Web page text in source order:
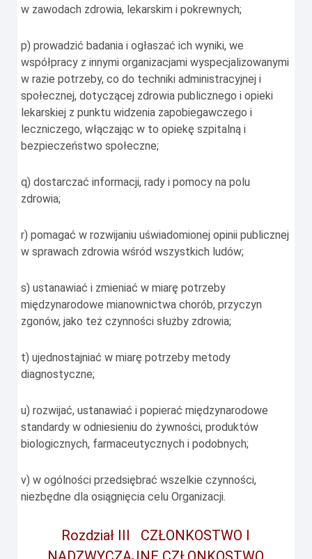
w zawodach zdrowia, lekarskim i pokrewnych;
p) prowadzić badania i ogłaszać ich wyniki, we
współpracy z innymi organizacjami wyspecjalizowanymi
w razie potrzeby, co do techniki administracyjnej i
społecznej, dotyczącej zdrowia publicznego i opieki
lekarskiej z punktu widzenia zapobiegawczego i
leczniczego, włączając w to opiekę szpitalną i
bezpieczeństwo społeczne;
q) dostarczać informacji, rady i pomocy na polu
zdrowia;
r) pomagać w rozwijaniu uświadomionej opinii publicznej
w sprawach zdrowia wśród wszystkich ludów;
s) ustanawiać i zmieniać w miarę potrzeby
międzynarodowe mianownictwa chorób, przyczyn
zgonów, jako też czynności służby zdrowia;
t) ujednostajniać w miarę potrzeby metody
diagnostyczne;
u) rozwijać, ustanawiać i popierać międzynarodowe
standardy w odniesieniu do żywności, produktów
biologicznych, farmaceutycznych i podobnych;
v) w ogólności przedsiębrać wszelkie czynności,
niezbędne dla osiągnięcia celu Organizacji.
Rozdział III CZŁONKOSTWO I